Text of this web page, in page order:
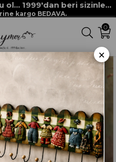
ol... 1999'dan beri sizinle...
kargo BEDAVA.
0
AYMER DEKUPAJ / PİRİNÇ KAĞITLARI
×